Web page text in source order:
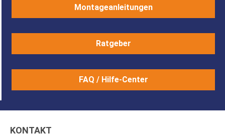
Montageanleitungen
Ratgeber
FAQ / Hilfe-Center
KONTAKT